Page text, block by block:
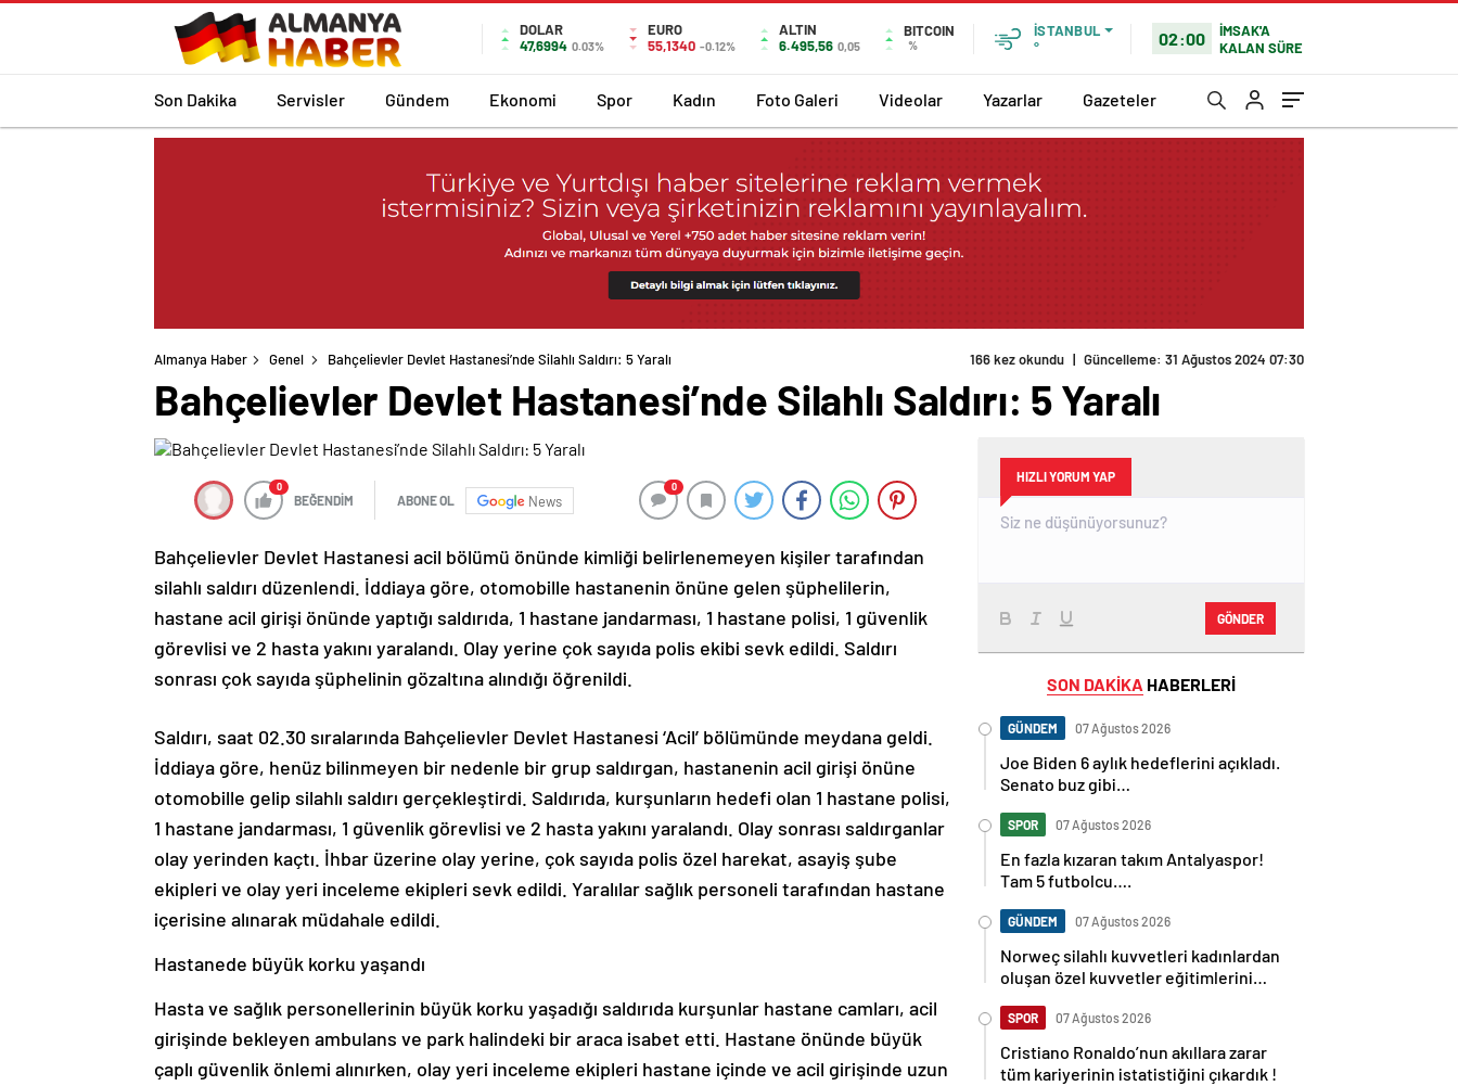
DOLAR
47,6994 0.03%
EURO
55,1340 -0.12%
ALTIN
6.495,56 0,05
BITCOIN
%
İSTANBUL
°
02:00
İMSAK'A
KALAN SÜRE
Son Dakika Servisler Gündem Ekonomi Spor Kadın Foto Galeri Videolar Yazarlar Gazeteler
Almanya Haber Genel Bahçelievler Devlet Hastanesi’nde Silahlı Saldırı: 5 Yaralı 166 kez okundu | Güncelleme: 31 Ağustos 2024 07:30
Bahçelievler Devlet Hastanesi’nde Silahlı Saldırı: 5 Yaralı
0
BEĞENDİM ABONE OL News
0
Bahçelievler Devlet Hastanesi acil bölümü önünde kimliği belirlenemeyen kişiler tarafından
silahlı saldırı düzenlendi. İddiaya göre, otomobille hastanenin önüne gelen şüphelilerin,
hastane acil girişi önünde yaptığı saldırıda, 1 hastane jandarması, 1 hastane polisi, 1 güvenlik
görevlisi ve 2 hasta yakını yaralandı. Olay yerine çok sayıda polis ekibi sevk edildi. Saldırı
sonrası çok sayıda şüphelinin gözaltına alındığı öğrenildi.
Saldırı, saat 02.30 sıralarında Bahçelievler Devlet Hastanesi ‘Acil’ bölümünde meydana geldi.
İddiaya göre, henüz bilinmeyen bir nedenle bir grup saldırgan, hastanenin acil girişi önüne
otomobille gelip silahlı saldırı gerçekleştirdi. Saldırıda, kurşunların hedefi olan 1 hastane polisi,
1 hastane jandarması, 1 güvenlik görevlisi ve 2 hasta yakını yaralandı. Olay sonrası saldırganlar
olay yerinden kaçtı. İhbar üzerine olay yerine, çok sayıda polis özel harekat, asayiş şube
ekipleri ve olay yeri inceleme ekipleri sevk edildi. Yaralılar sağlık personeli tarafından hastane
içerisine alınarak müdahale edildi.
Hastanede büyük korku yaşandı
Hasta ve sağlık personellerinin büyük korku yaşadığı saldırıda kurşunlar hastane camları, acil
girişinde bekleyen ambulans ve park halindeki bir araca isabet etti. Hastane önünde büyük
çaplı güvenlik önlemi alınırken, olay yeri inceleme ekipleri hastane içinde ve acil girişinde uzun
HIZLI YORUM YAP
GÖNDER
SON DAKİKA HABERLERİ
GÜNDEM 07 Ağustos 2026
Joe Biden 6 aylık hedeflerini açıkladı.
Senato buz gibi…
SPOR 07 Ağustos 2026
En fazla kızaran takım Antalyaspor!
Tam 5 futbolcu….
GÜNDEM 07 Ağustos 2026
Norweç silahlı kuvvetleri kadınlardan
oluşan özel kuvvetler eğitimlerini
SPOR 07 Ağustos 2026
Cristiano Ronaldo’nun akıllara zarar
tüm kariyerinin istatistiğini çıkardık !